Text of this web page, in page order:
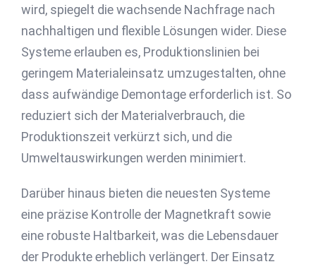
wird, spiegelt die wachsende Nachfrage nach
nachhaltigen und flexible Lösungen wider. Diese
Systeme erlauben es, Produktionslinien bei
geringem Materialeinsatz umzugestalten, ohne
dass aufwändige Demontage erforderlich ist. So
reduziert sich der Materialverbrauch, die
Produktionszeit verkürzt sich, und die
Umweltauswirkungen werden minimiert.
Darüber hinaus bieten die neuesten Systeme
eine präzise Kontrolle der Magnetkraft sowie
eine robuste Haltbarkeit, was die Lebensdauer
der Produkte erheblich verlängert. Der Einsatz